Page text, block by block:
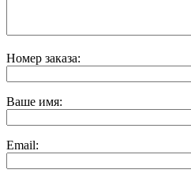
Номер заказа:
Ваше имя:
Email: